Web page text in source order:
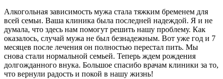
Алкогольная зависимость мужа стала тяжким бременем для
всей семьи. Ваша клиника была последней надеждой. Я и не
думала, что здесь нам помогут решить нашу проблему. Как
оказалось, случай мужа не был безнадежным. Вот уже год и 7
месяцев после лечения он полностью перестал пить. Мы
снова стали нормальной семьей. Теперь ждем рождения
долгожданного внука. Большое спасибо врачам клиники за то,
что вернули радость и покой в нашу жизнь!